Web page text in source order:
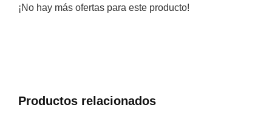
¡No hay más ofertas para este producto!
Productos relacionados